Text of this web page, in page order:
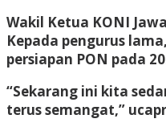
Wakil Ketua KONI
Kepada pengurus
persiapan PON pada
“Sekarang ini kita
terus semangat,”